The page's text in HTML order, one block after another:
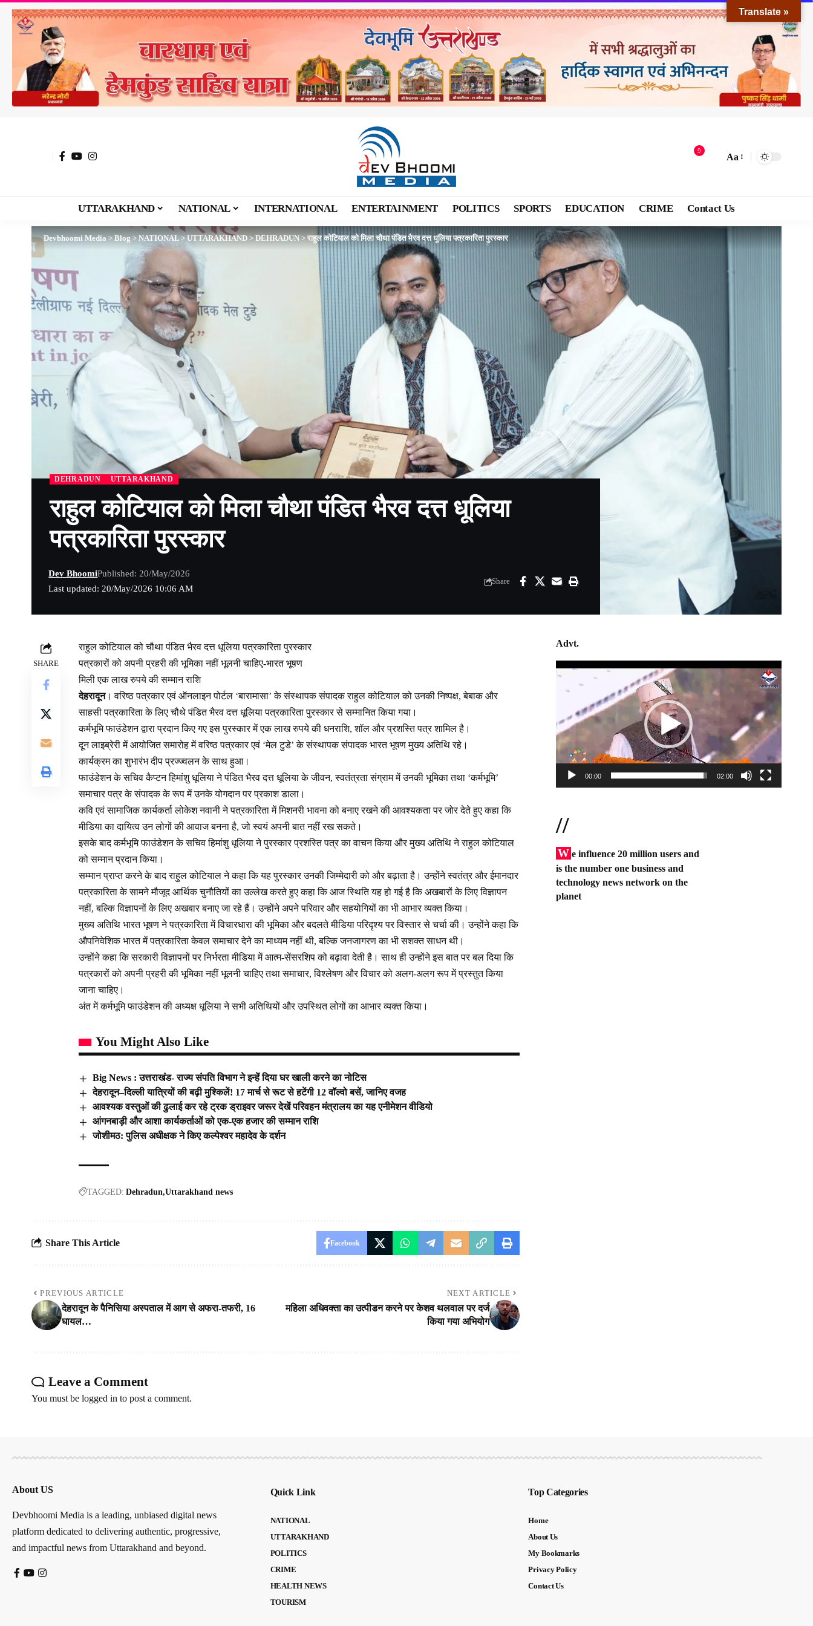
9
Aa
UTTARAKHAND NATIONAL INTERNATIONAL ENTERTAINMENT POLITICS SPORTS EDUCATION CRIME Contact Us
Devbhoomi Media>Blog>NATIONAL>UTTARAKHAND>DEHRADUN>राहुल कोटियाल को मिला चौथा पंडित भैरव दत्त धूलिया पत्रकारिता पुरस्कार
DEHRADUN UTTARAKHAND
राहुल कोटियाल को मिला चौथा पंडित भैरव दत्त धूलिया
पत्रकारिता पुरस्कार
Last updated: 20/May/2026 10:06 AM
Dev BhoomiPublished: 20/May/2026
Share
SHARE
राहुल कोटियाल को चौथा पंडित भैरव दत्त धूलिया पत्रकारिता पुरस्कार
पत्रकारों को अपनी प्रहरी की भूमिका नहीं भूलनी चाहिए-भारत भूषण
मिली एक लाख रुपये की सम्मान राशि
देहरादून। वरिष्ठ पत्रकार एवं ऑनलाइन पोर्टल ‘बारामासा’ के संस्थापक संपादक राहुल कोटियाल को उनकी निष्पक्ष, बेबाक और
साहसी पत्रकारिता के लिए चौथे पंडित भैरव दत्त धूलिया पत्रकारिता पुरस्कार से सम्मानित किया गया।
कर्मभूमि फाउंडेशन द्वारा प्रदान किए गए इस पुरस्कार में एक लाख रुपये की धनराशि, शॉल और प्रशस्ति पत्र शामिल है।
दून लाइब्रेरी में आयोजित समारोह में वरिष्ठ पत्रकार एवं ‘मेल टुडे’ के संस्थापक संपादक भारत भूषण मुख्य अतिथि रहे।
कार्यक्रम का शुभारंभ दीप प्रज्ज्वलन के साथ हुआ।
फाउंडेशन के सचिव कैप्टन हिमांशु धूलिया ने पंडित भैरव दत्त धूलिया के जीवन, स्वतंत्रता संग्राम में उनकी भूमिका तथा ‘कर्मभूमि’
समाचार पत्र के संपादक के रूप में उनके योगदान पर प्रकाश डाला।
कवि एवं सामाजिक कार्यकर्ता लोकेश नवानी ने पत्रकारिता में मिशनरी भावना को बनाए रखने की आवश्यकता पर जोर देते हुए कहा कि
मीडिया का दायित्व उन लोगों की आवाज बनना है, जो स्वयं अपनी बात नहीं रख सकते।
इसके बाद कर्मभूमि फाउंडेशन के सचिव हिमांशु धूलिया ने पुरस्कार प्रशस्ति पत्र का वाचन किया और मुख्य अतिथि ने राहुल कोटियाल
को सम्मान प्रदान किया।
सम्मान प्राप्त करने के बाद राहुल कोटियाल ने कहा कि यह पुरस्कार उनकी जिम्मेदारी को और बढ़ाता है। उन्होंने स्वतंत्र और ईमानदार
पत्रकारिता के सामने मौजूद आर्थिक चुनौतियों का उल्लेख करते हुए कहा कि आज स्थिति यह हो गई है कि अखबारों के लिए विज्ञापन
नहीं, बल्कि विज्ञापनों के लिए अखबार बनाए जा रहे हैं। उन्होंने अपने परिवार और सहयोगियों का भी आभार व्यक्त किया।
मुख्य अतिथि भारत भूषण ने पत्रकारिता में विचारधारा की भूमिका और बदलते मीडिया परिदृश्य पर विस्तार से चर्चा की। उन्होंने कहा कि
औपनिवेशिक भारत में पत्रकारिता केवल समाचार देने का माध्यम नहीं थी, बल्कि जनजागरण का भी सशक्त साधन थी।
उन्होंने कहा कि सरकारी विज्ञापनों पर निर्भरता मीडिया में आत्म-सेंसरशिप को बढ़ावा देती है। साथ ही उन्होंने इस बात पर बल दिया कि
पत्रकारों को अपनी प्रहरी की भूमिका नहीं भूलनी चाहिए तथा समाचार, विश्लेषण और विचार को अलग-अलग रूप में प्रस्तुत किया
जाना चाहिए।
अंत में कर्मभूमि फाउंडेशन की अध्यक्ष धूलिया ने सभी अतिथियों और उपस्थित लोगों का आभार व्यक्त किया।
You Might Also Like
Big News : उत्तराखंड- राज्य संपति विभाग ने इन्हें दिया घर खाली करने का नोटिस
देहरादून–दिल्ली यात्रियों की बढ़ी मुश्किलें! 17 मार्च से रूट से हटेंगी 12 वॉल्वो बसें, जानिए वजह
आवश्यक वस्‍तुओं की ढुलाई कर रहे ट्रक ड्राइवर जरूर देखें परिवहन मंत्रालय का यह एनीमेशन वीडियो
आंगनबाड़ी और आशा कार्यकर्ताओं को एक-एक हजार की सम्मान राशि
जोशीमठ: पुलिस अधीक्षक ने किए कल्पेश्वर महादेव के दर्शन
TAGGED: Dehradun Uttarakhand news
Share This Article Facebook
PREVIOUS ARTICLE
देहरादून के पैनिसिया अस्पताल में आग से अफरा-तफरी, 16
घायल…
NEXT ARTICLE
महिला अधिवक्ता का उत्पीडन करने पर केशव थलवाल पर दर्ज
किया गया अभियोग
Leave a Comment
You must be logged in to post a comment.
Advt.
Video
00:00 02:00
//
W e influence 20 million users and
is the number one business and
technology news network on the
planet
About US
Devbhoomi Media is a leading, unbiased digital news
platform dedicated to delivering authentic, progressive,
and impactful news from Uttarakhand and beyond.
Quick Link
NATIONAL
UTTARAKHAND
POLITICS
CRIME
HEALTH NEWS
TOURISM
Top Categories
Home
About Us
My Bookmarks
Privacy Policy
Contact Us
Translate »